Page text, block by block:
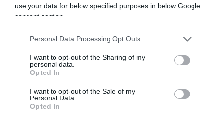
use your data for below specified purposes in below Google
consent section.
Personal Data Processing Opt Outs
I want to opt-out of the Sharing of my
personal data.
Opted In
I want to opt-out of the Sale of my
Personal Data.
Opted In
come in questo momento sta dando il “meglio” di sé.
La satira è libertà di espressione o almeno lo è fino a
offende e non è volgare. Una frase di Alexander
Pushkin lo accompagna da sempre: “Dove non arriva
la spada della legge, là giunge la frusta della satira”.